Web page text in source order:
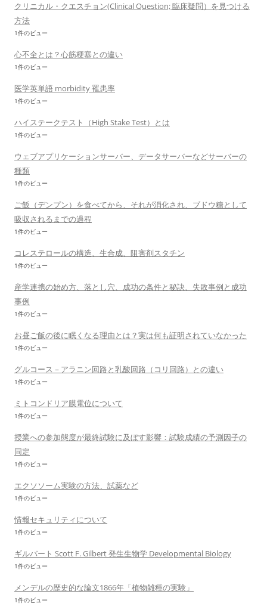
クリニカル・クエスチョン(Clinical Question; 臨床疑問）を見つける
方法
1件のビュー
心不全とは？心筋梗塞との違い
1件のビュー
医学英単語 morbidity 罹患率
1件のビュー
ハイステークテスト（High Stake Test）とは
1件のビュー
ウェブアプリケーションサーバー、データサーバーなどサーバーの
種類
1件のビュー
ご飯（デンプン）を食べてから、それが消化され、ブドウ糖として
吸収されるまでの過程
1件のビュー
コレステロールの構造、生合成、阻害剤スタチン
1件のビュー
産学連携の始め方、落とし穴、成功の条件と秘訣、失敗事例と成功
事例
1件のビュー
お昼ご飯の後に眠くなる理由とは？実は何も証明されていなかった
1件のビュー
グルコース－アラニン回路と乳酸回路（コリ回路）との違い
1件のビュー
ミトコンドリア膜電位について
1件のビュー
授業への参加態度が最終試験に及ぼす影響：試験成績の予測因子の
同定
1件のビュー
エクソソーム実験の方法、試薬など
1件のビュー
情報セキュリティについて
1件のビュー
ギルバート Scott F. Gilbert 発生生物学 Developmental Biology
1件のビュー
メンデルの歴史的な論文1866年「植物雑種の実験」
1件のビュー